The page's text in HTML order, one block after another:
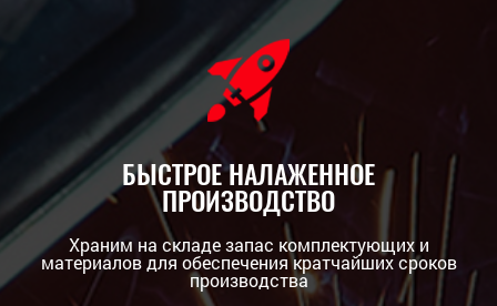
БЫСТРОЕ НАЛАЖЕННОЕ
ПРОИЗВОДСТВО
Храним на складе запас комплектующих и
материалов для обеспечения кратчайших сроков
производства